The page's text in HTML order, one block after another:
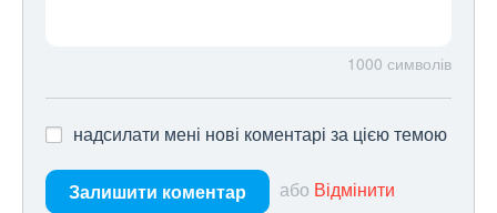
1000 символів
надсилати мені нові коментарі за цією темою
Залишити коментар або Відмінити